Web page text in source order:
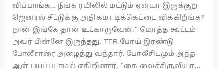
விப்பாங்க… நீங்க ரயிலில் மட்டும் ஏன்யா இருக்குற
ஜெனரல் சீட்டுக்கு அதிகமா டிக்கெட்டை விக்கிறீங்க?
நான் இங்கே தான் உட்காருவேன்.” மொத்த கூட்டம்
அவர் பின்னே இருந்தது. TTR போய் இரண்டு
போலீசாரை அழைத்து வந்தார். போலீசிடமும் அந்த
ஆள் பயப்படாமல் எகிறினார், “கை வைச்சிருவியா…